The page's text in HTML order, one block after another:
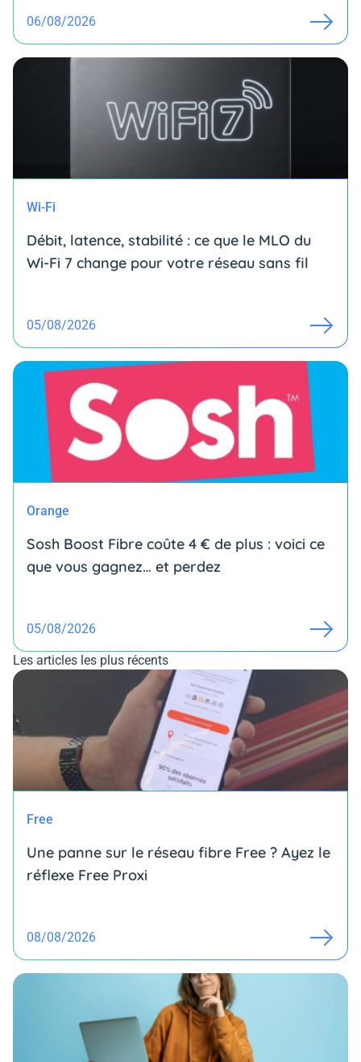
06/08/2026
Wi-Fi
Débit, latence, stabilité : ce que le MLO du
Wi-Fi 7 change pour votre réseau sans fil
05/08/2026
Orange
Sosh Boost Fibre coûte 4 € de plus : voici ce
que vous gagnez… et perdez
05/08/2026
Les articles les plus récents
Free
Une panne sur le réseau fibre Free ? Ayez le
réflexe Free Proxi
08/08/2026